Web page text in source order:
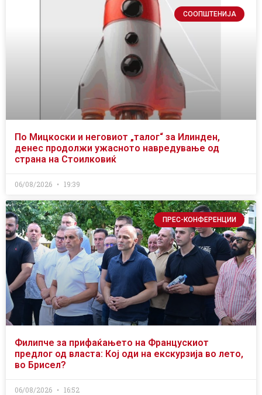
СООПШТЕНИЈА
По Мицкоски и неговиот „талог“ за Илинден,
денес продолжи ужасното навредување од
страна на Стоилковиќ
06/08/2026 19:39
ПРЕС-КОНФЕРЕНЦИИ
Филипче за прифаќањето на Францускиот
предлог од власта: Кој оди на екскурзија во лето,
во Брисел?
06/08/2026 16:52